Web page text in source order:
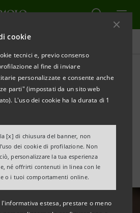
cookie
tecnici e, previo consenso
al fine di inviare
personalizzate e consente anche
parti" (impostati da un sito web
L'uso dei cookie ha la durata di 1
[x] di chiusura del banner, non
dei cookie di profilazione. Non
personalizzare la tua esperienza
né offrirti contenuti in linea con le
o i tuoi comportamenti online.
estesa, prestare o meno
distretti del
opportunità
filiere